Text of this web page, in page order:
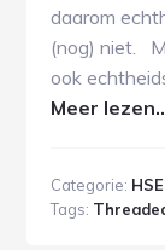
daarom
(nog) niet.
ook
Meer
Categorie:
Tags: